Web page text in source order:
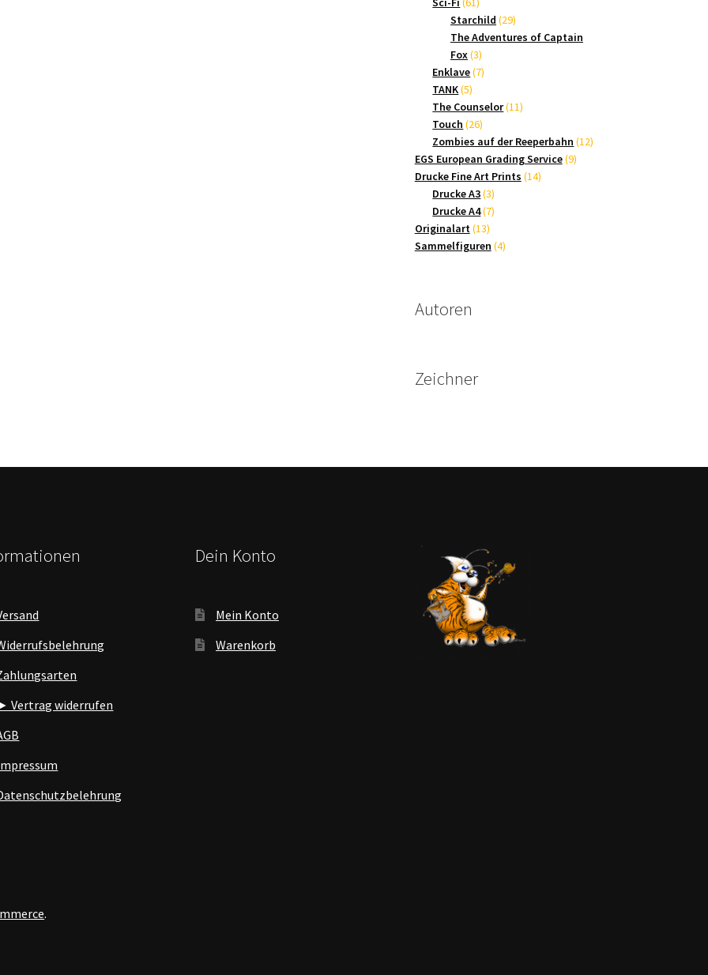
Produkte
Starchild 2929
Produkte
The Adventures of Captain
Fox 33
Produkte
Enklave 77
TANK 55
Produkte
The Counselor 1111
Touch 2626
Produkte
Zombies auf der Reeperbahn 1212
EGS European Grading Service 99
Drucke Fine Art Prints 1414
Drucke A3 33
Produkte
Drucke A4 77
Originalart 1313
Produkte
Sammelfiguren 44
Autoren
Zeichner
Vertrag widerrufen
Dein Konto
Mein Konto
Warenkorb
.